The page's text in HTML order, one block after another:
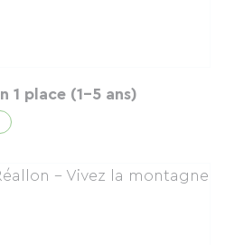
1 place (1-5 ans)